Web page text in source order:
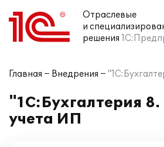
Отраслевые
и
решения
Главная Внедрения
"1С:Бухгалтерия 8.
учета ИП